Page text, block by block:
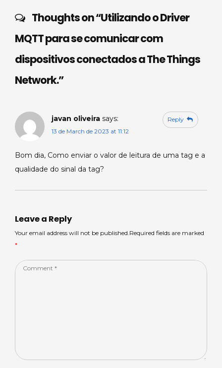
p
o
k
Thoughts on “Utilizando o Driver
MQTT para se comunicar com
dispositivos conectados a The Things
Network.”
javan oliveira says:
13 de March de 2023 at 11:12
Bom dia, Como enviar o valor de leitura de uma tag e a
qualidade do sinal da tag?
Reply
Leave a Reply
Your email address will not be published.Required fields are marked
*
Comment